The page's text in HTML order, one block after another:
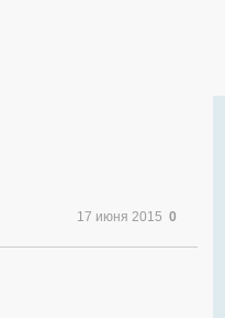
17 июня 2015 0